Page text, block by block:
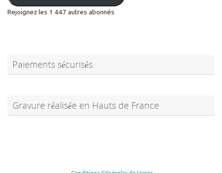
Rejoignez les 1 447 autres abonnés
Paiements sécurisés
Gravure réalisée en Hauts de France